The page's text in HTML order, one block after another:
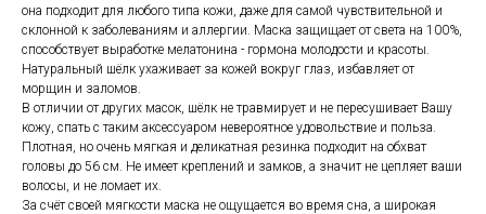
она подходит для любого типа кожи, даже для самой чувствительной и
склонной к заболеваниям и аллергии. Маска защищает от света на 100%,
способствует выработке мелатонина - гормона молодости и красоты.
Натуральный шёлк ухаживает за кожей вокруг глаз, избавляет от
морщин и заломов.
В отличии от других масок, шёлк не травмирует и не пересушивает Вашу
кожу, спать с таким аксессуаром невероятное удовольствие и польза.
Плотная, но очень мягкая и деликатная резинка подходит на обхват
головы до 56 см. Не имеет креплений и замков, а значит не цепляет ваши
волосы, и не ломает их.
За счёт своей мягкости маска не ощущается во время сна, а широкая